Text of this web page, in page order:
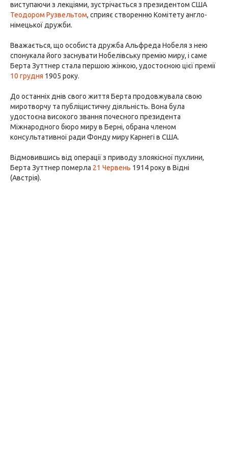
виступаючи з лекціями, зустрічається з президентом США
Теодором Рузвельтом, сприяє створенню Комітету англо-
німецької дружби.
Вважається, що особиста дружба Альфреда Нобеля з нею
спонукала його заснувати Нобелівську премію миру, і саме
Берта Зуттнер стала першою жінкою, удостоєною цієї премії
10 грудня 1905 року.
До останніх днів свого життя Берта продовжувала свою
миротворчу та публіцистичну діяльність. Вона була
удостоєна високого звання почесного президента
Міжнародного бюро миру в Берні, обрана членом
консультативної ради Фонду миру Карнегі в США.
Відмовившись від операції з приводу злоякісної пухлини,
Берта Зуттнер померла 21 Червень 1914 року в Відні
(Австрія).